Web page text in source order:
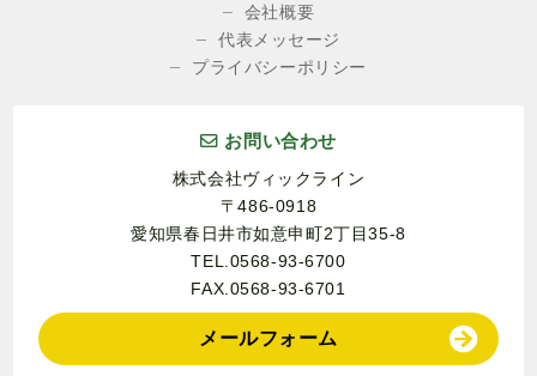
会社概要
代表メッセージ
プライバシーポリシー
お問い合わせ
株式会社ヴィックライン
〒486-0918
愛知県春日井市如意申町2丁目35-8
TEL.0568-93-6700
FAX.0568-93-6701
メールフォーム